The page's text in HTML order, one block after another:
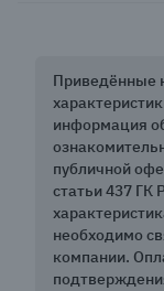
Приведённые
информация
публичной
статьи 437
необходимо
компании.